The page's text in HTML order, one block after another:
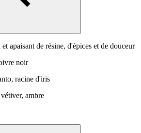
apaisant de résine, d'épices et de douceur
noir
racine d'iris
ambre